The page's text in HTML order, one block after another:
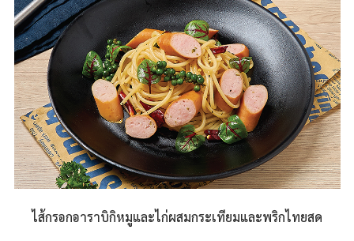
ไส้กรอกอาราบิกิหมูและไก่ผสมกระเทียมและพริกไทยสด